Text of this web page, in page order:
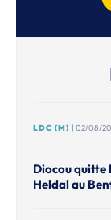
LDC (M) | 02/08/
Diocou
Heldal au